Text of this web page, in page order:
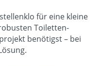
für eine kleine
Toiletten-
benötigst – bei